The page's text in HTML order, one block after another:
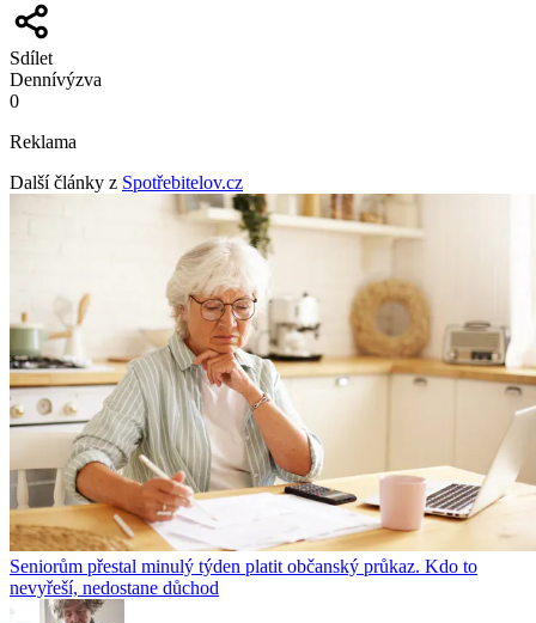
Sdílet
Dennívýzva
0
Reklama
Další články z Spotřebitelov.cz
Seniorům přestal minulý týden platit občanský průkaz. Kdo to
nevyřeší, nedostane důchod